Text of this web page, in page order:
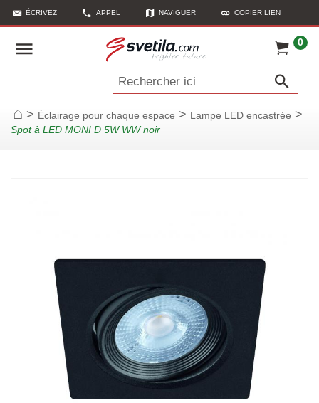
ÉCRIVEZ APPEL NAVIGUER COPIER LIEN
0
Rechercher ici
Page d'accueil
> Éclairage pour chaque espace > Lampe LED encastrée >
Spot à LED MONI D 5W WW noir